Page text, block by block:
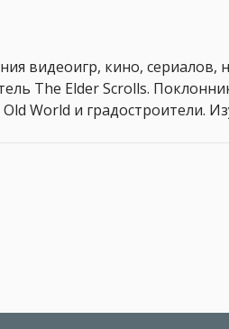
видеоигр, кино, сериалов,
The Elder Scrolls.
World и градостроители.